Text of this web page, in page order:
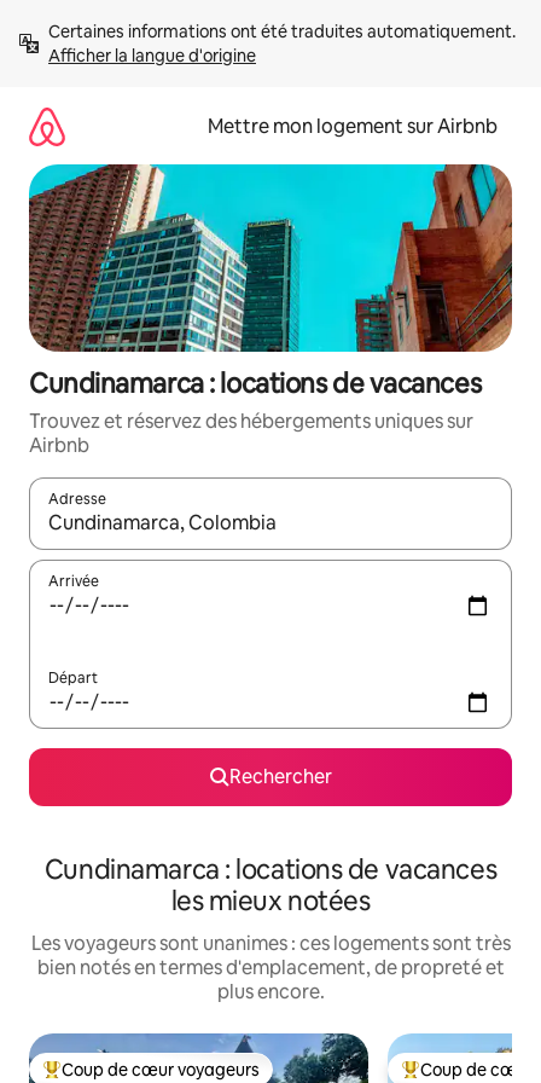
directement
Afficher la langue d'origine
Mettre mon logement sur Airbnb
Cundinamarca : locations de vacances
Trouvez et réservez des hébergements uniques sur
Airbnb
Adresse
Lorsque les résultats s'affichent, utilisez les flèches vers le
Arrivée
Départ
Rechercher
Cundinamarca : locations de vacances
les mieux notées
Les voyageurs sont unanimes : ces logements sont très
bien notés en termes d'emplacement, de propreté et
plus encore.
Coup de cœur voyageurs Coup de cœur